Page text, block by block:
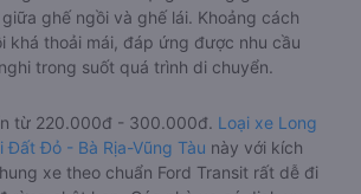
ghế ngồi và ghế lái. Khoảng cách
khá thoải mái, đáp ứng được nhu cầu
trong suốt quá trình di chuyển.
từ 220.000đ - 300.000đ. Loại xe Long
Đỏ - Bà Rịa-Vũng Tàu này với kích
xe theo chuẩn Ford Transit rất dễ đi